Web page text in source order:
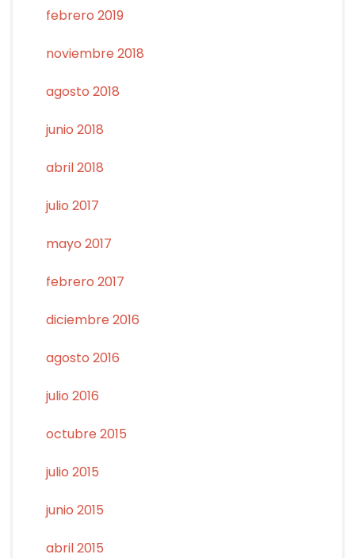
febrero 2019
noviembre 2018
agosto 2018
junio 2018
abril 2018
julio 2017
mayo 2017
febrero 2017
diciembre 2016
agosto 2016
julio 2016
octubre 2015
julio 2015
junio 2015
abril 2015